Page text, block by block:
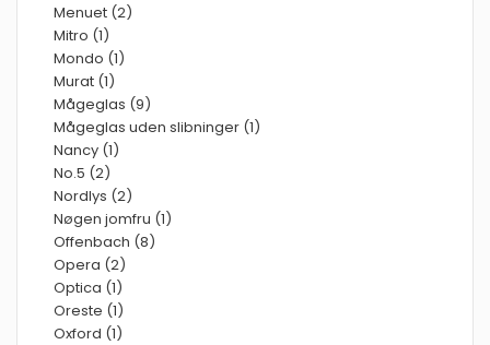
Menuet (2)
Mitro (1)
Mondo (1)
Murat (1)
Mågeglas (9)
Mågeglas uden slibninger (1)
Nancy (1)
No.5 (2)
Nordlys (2)
Nøgen jomfru (1)
Offenbach (8)
Opera (2)
Optica (1)
Oreste (1)
Oxford (1)